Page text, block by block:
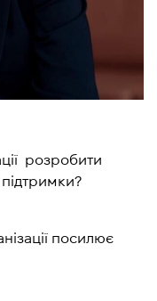
розробити
посилює